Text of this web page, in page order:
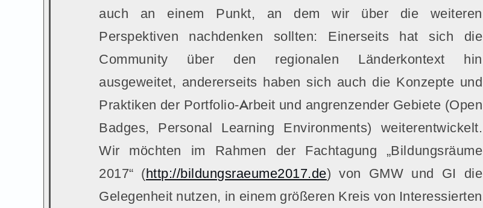
auch an einem Punkt, an dem wir über die weiteren
Perspektiven nachdenken sollten: Einerseits hat sich die
Community über den regionalen Länderkontext hin
ausgeweitet, andererseits haben sich auch die Konzepte und
Praktiken der Portfolio-Arbeit und angrenzender Gebiete (Open
Badges, Personal Learning Environments) weiterentwickelt.
Wir möchten im Rahmen der Fachtagung „Bildungsräume
2017“ (http://bildungsraeume2017.de) von GMW und GI die
Gelegenheit nutzen, in einem größeren Kreis von Interessierten